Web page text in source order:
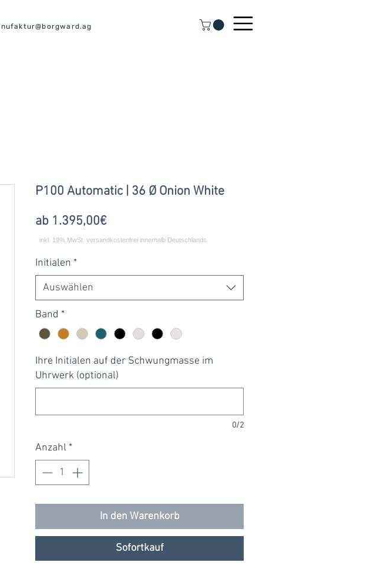
P100 Automatic | 36 Ø Onion White
ab 1.395,00€Sale-
Preis
Initialen *
Auswählen
Band *
Ihre Initialen auf der Schwungmasse im
Uhrwerk (optional)
0/2
Anzahl *
In den Warenkorb
Sofortkauf